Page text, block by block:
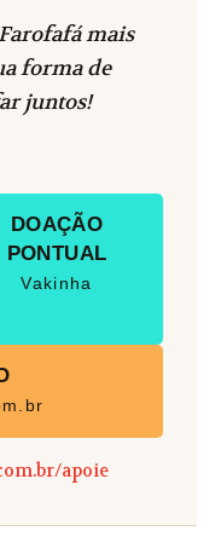
mais
forma de
juntos!
DOAÇÃO
PONTUAL
Vakinha
apoie